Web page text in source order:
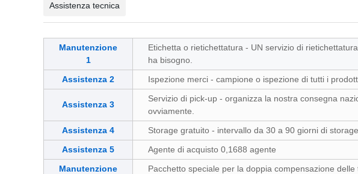
Assistenza tecnica
Manutenzione
1
Etichetta o rietichettatura - UN servizio di
ha bisogno.
Assistenza 2
Ispezione merci - campione o ispezione di tutti i
Assistenza 3
Servizio di pick-up - organizza la nostra consegna
ovviamente.
Assistenza 4
Storage gratuito - intervallo da 30 a 90 giorni di
Assistenza 5
Agente di acquisto 0,1688 agente
Manutenzione
Pacchetto speciale per la doppia compensazione